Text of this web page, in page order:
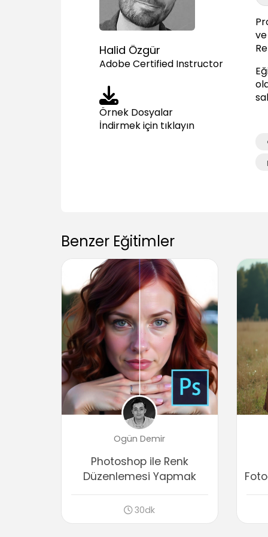
Halid Özgür
Adobe Certified Instructor
Örnek Dosyalar
İndirmek için tıklayın
Benzer Eğitimler
Ogün Demir
Photoshop ile Renk
Düzenlemesi Yapmak
30dk